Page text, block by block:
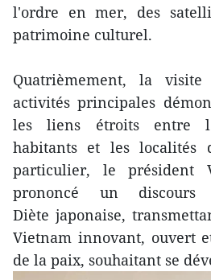
l'ordre en mer, des
patrimoine culturel.
Quatrièmement, la
activités principales
les liens étroits entre
habitants et les localités
particulier, le président
prononcé un
Diète japonaise,
Vietnam innovant, ouvert
de la paix, souhaitant se